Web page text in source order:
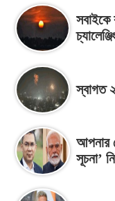
সবাইকে
স্বাগত
আপনার
সূচনা’